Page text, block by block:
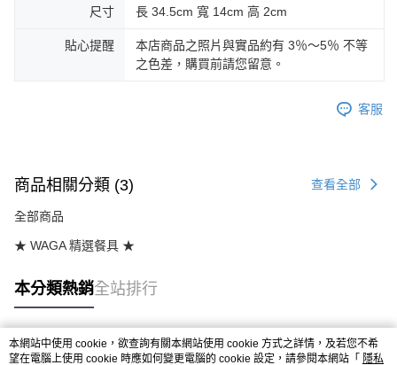
尺寸 長 34.5cm 寬 14cm 高 2cm
貼心提醒
本店商品之照片與實品約有 3％～5％ 不等
之色差，購買前請您留意。
客服
商品相關分類 (3) 查看全部
全部商品
★ WAGA 精選餐具 ★
本分類熱銷全站排行
熱門標籤
本網站中使用 cookie，欲查詢有關本網站使用 cookie 方式之詳情，及若您不希
望在電腦上使用 cookie 時應如何變更電腦的 cookie 設定，請參閱本網站「 隱私